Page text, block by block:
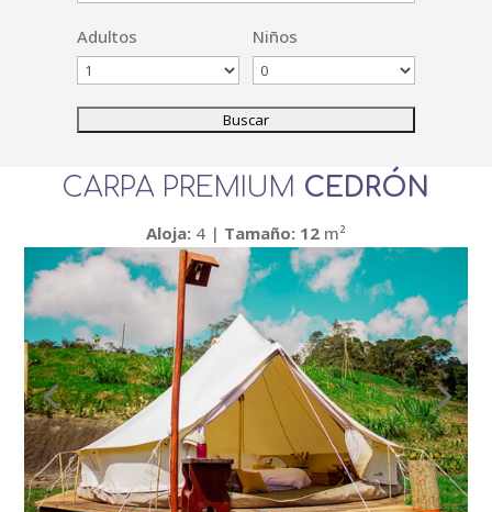
Adultos Niños
CARPA PREMIUM CEDRÓN
Aloja: 4 | Tamaño: 12 m²